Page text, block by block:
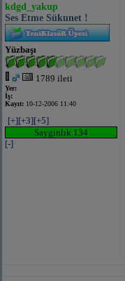
kdgd_yakup
Ses Etme Sükunet !
Yüzbaşı
1789 ileti
Yer:
İş:
Kayıt: 10-12-2006 11:40
[+][+3][+5]
Saygınlık 134
[-]